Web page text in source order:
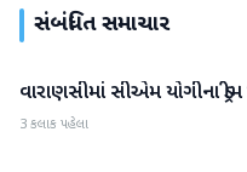
સંબંધિત સમાચાર
રાષ્ટ્રીય
વારાણસીમાં સીએમ યોગીના
3 કલાક પહેલા